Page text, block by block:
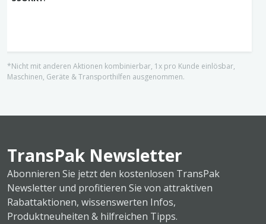
*Nicht mit anderen Aktionen kombinierbar, 1x pro Kunde einlösbar,
Maschinen, Geräte & Transporthilfen ausgenommen.
TransPak Newsletter
Abonnieren Sie jetzt den kostenlosen TransPak
Newsletter und profitieren Sie von attraktiven
Rabattaktionen, wissenswerten Infos,
Produktneuheiten & hilfreichen Tipps.